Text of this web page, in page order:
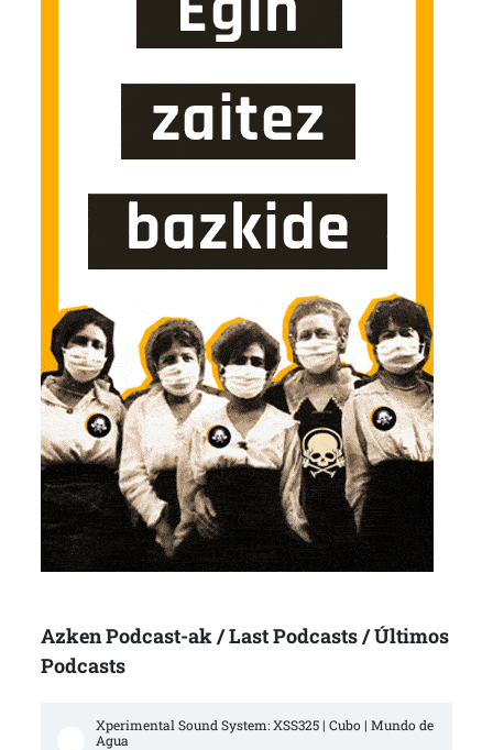
Azken Podcast-ak / Last Podcasts / Últimos
Podcasts
Xperimental Sound System: XSS325 | Cubo | Mundo de
Agua